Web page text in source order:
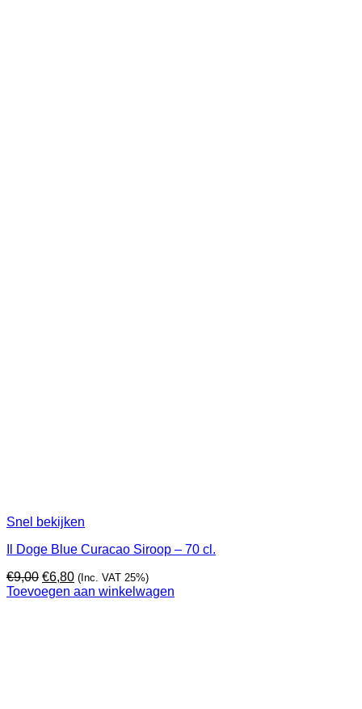
Snel bekijken
Il Doge Blue Curacao Siroop – 70 cl.
€9,00 Oorspronkelijke
prijs
€6,80Huidige
prijs
(Inc. VAT 25%)
Toevoegen aan winkelwagen